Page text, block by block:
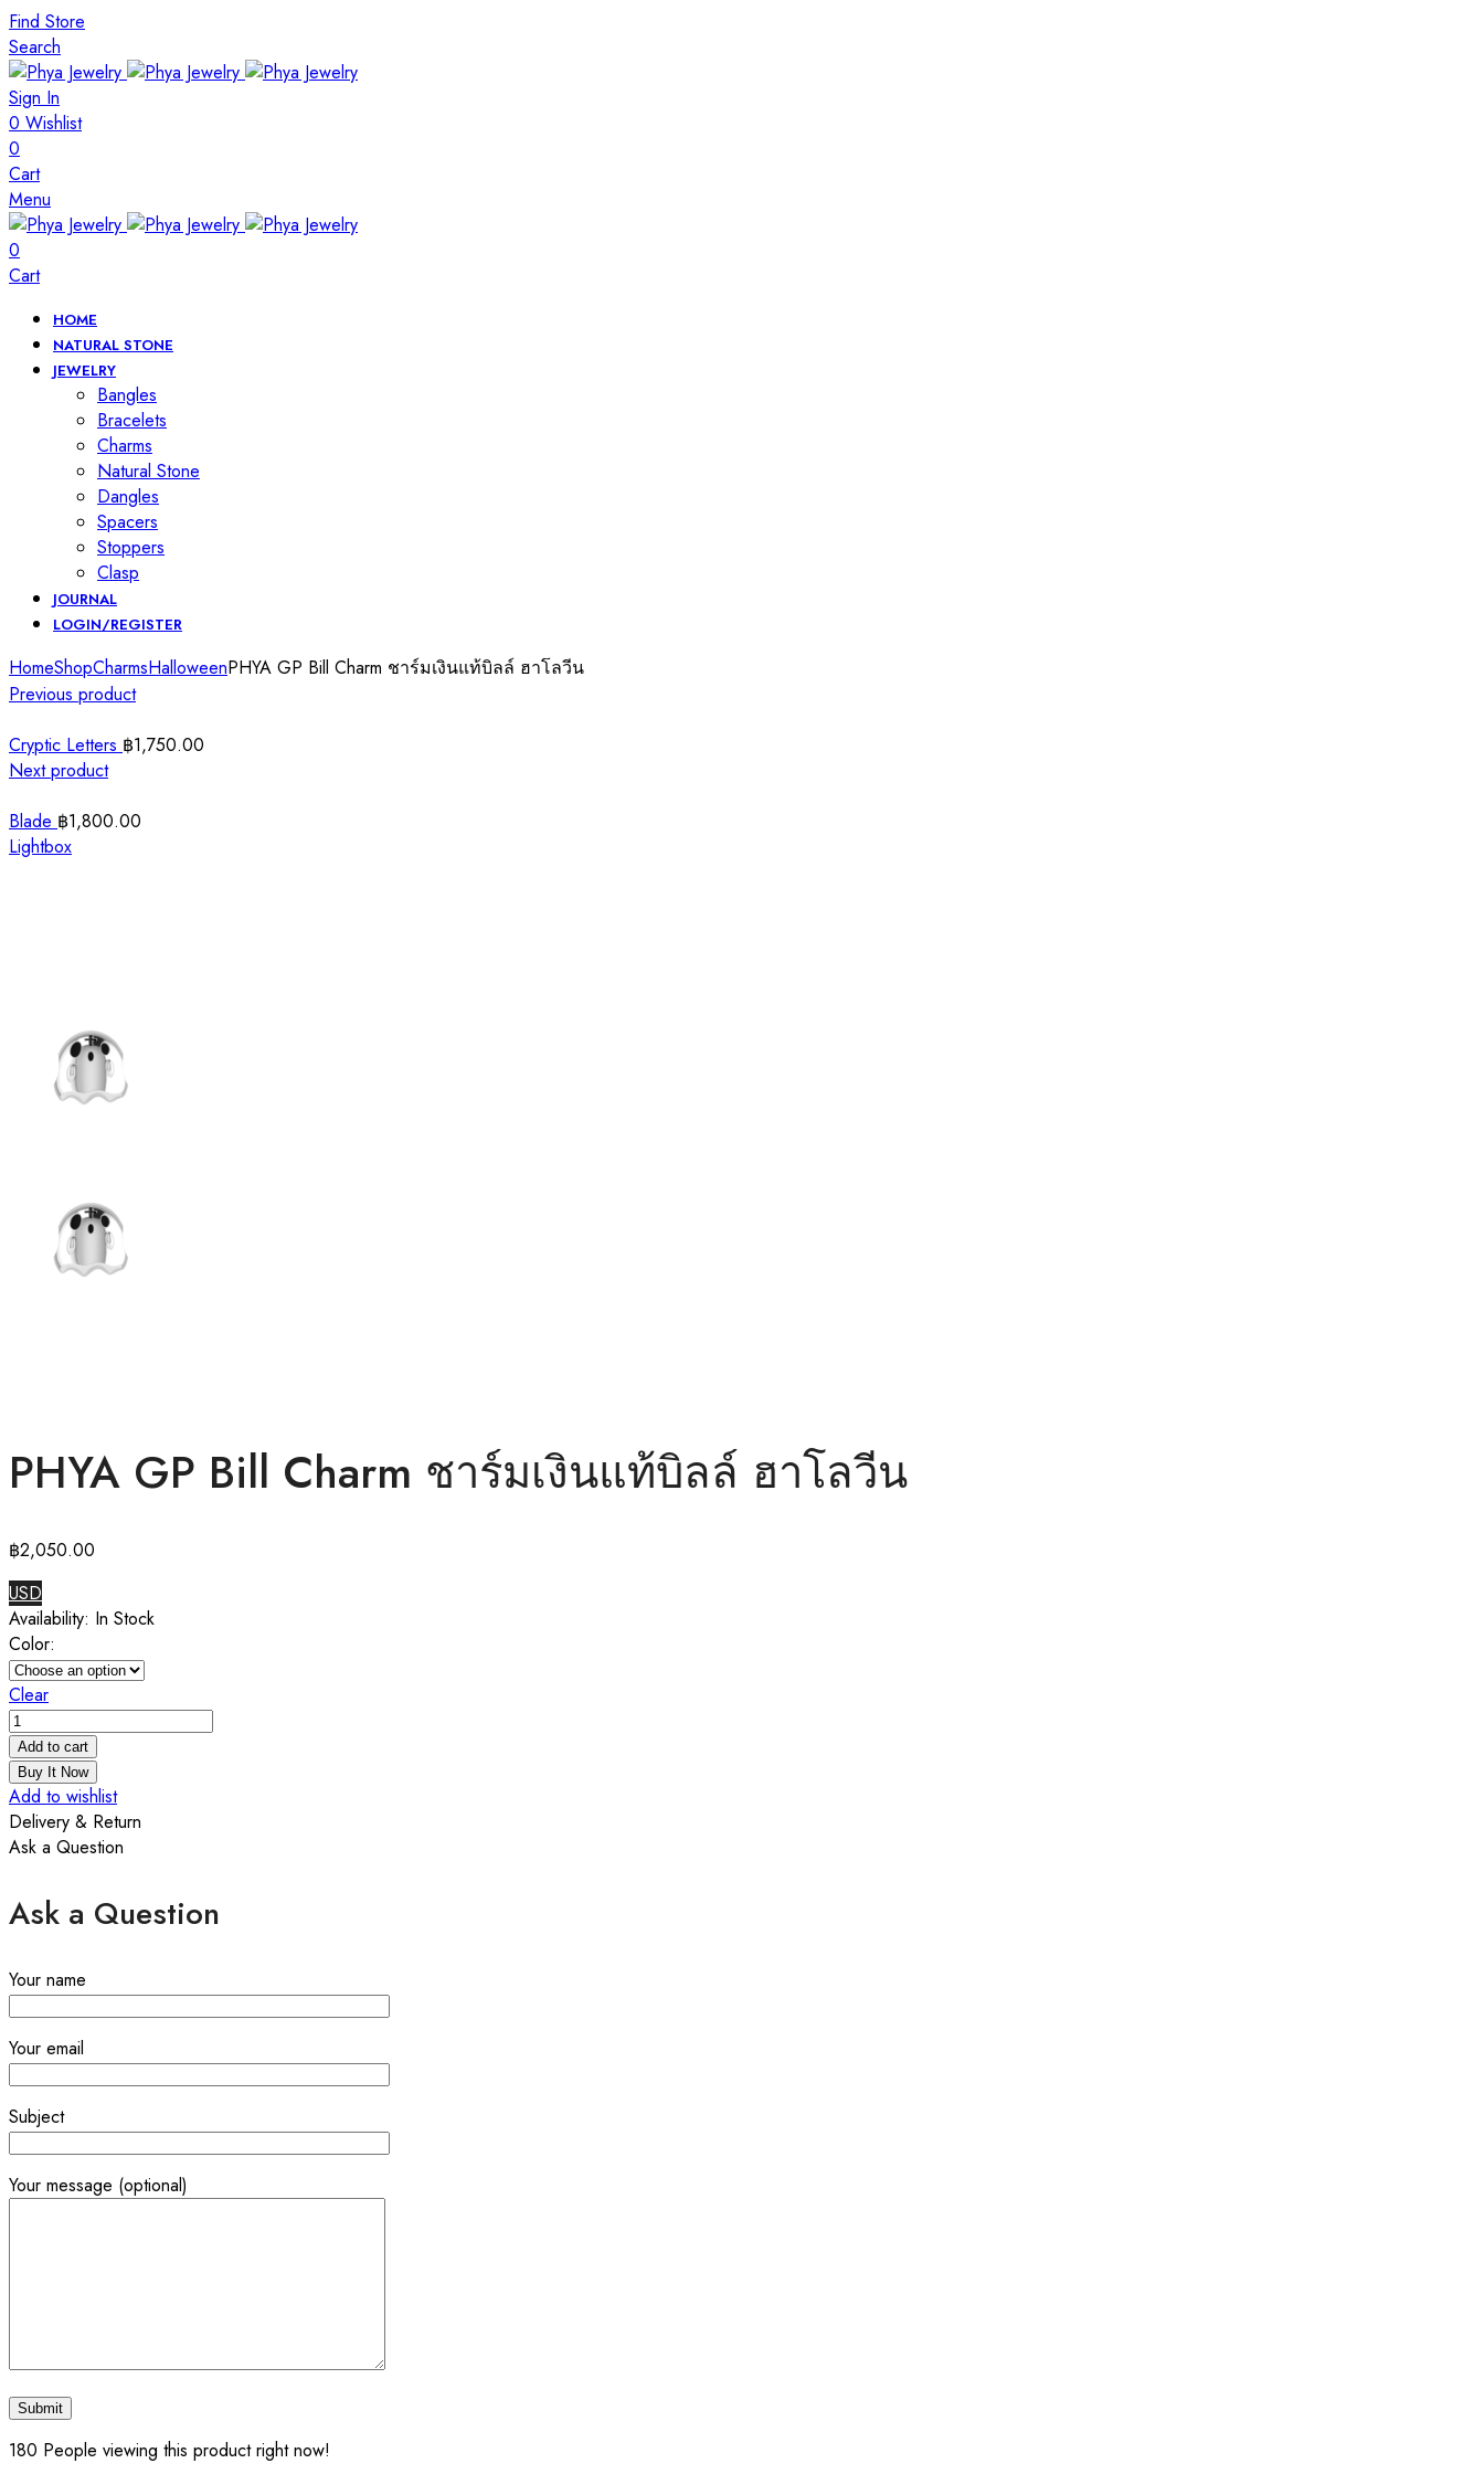
Find Store
Search
Sign In
0 Wishlist
0
Cart
Menu
0
Cart
HOME
NATURAL STONE
JEWELRY
Bangles
Bracelets
Charms
Natural Stone
Dangles
Spacers
Stoppers
Clasp
JOURNAL
LOGIN/REGISTER
HomeShopCharmsHalloweenPHYA GP Bill Charm ชาร์มเงินแท้บิลล์ ฮาโลวีน
Previous product
Cryptic Letters ฿1,750.00
Next product
Blade ฿1,800.00
Lightbox
PHYA GP Bill Charm ชาร์มเงินแท้บิลล์ ฮาโลวีน
฿2,050.00
USD
Availability: In Stock
Color:
Clear
PHYA
GP
Bill
Charm
ชาร์ม
เงิน
บิล
ล์
quantity
Add to cart
Buy It Now
Add to wishlist
Delivery & Return
Ask a Question
Ask a Question
Your name
Your email
Subject
Your message (optional)
180 People viewing this product right now!